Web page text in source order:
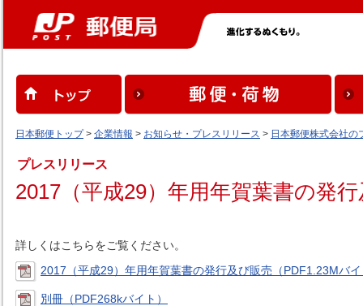
日本郵便トップ> 企業情報 > お知らせ・プレスリリース > 日本郵便株式会社の
プレスリリース
2017（平成29）年用年賀葉書の発
詳しくはこちらをご覧ください。
2017（平成29）年用年賀葉書の発行及び販売（PDF1.23Mバ
別冊（PDF268kバイト）